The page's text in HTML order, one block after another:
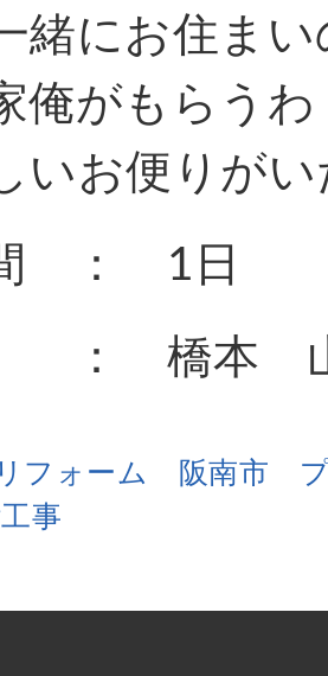
緒にお住ま
俺がもらう
いお便りが
： 1日
： 橋本
リフォーム 阪南市
事